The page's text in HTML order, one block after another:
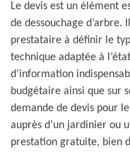
Le devis est un élément
de dessouchage d’arbre.
prestataire à définir le
technique adaptée à
d’information
budgétaire ainsi que sur
demande de devis pour
auprès d’un jardinier ou
prestation gratuite, bien